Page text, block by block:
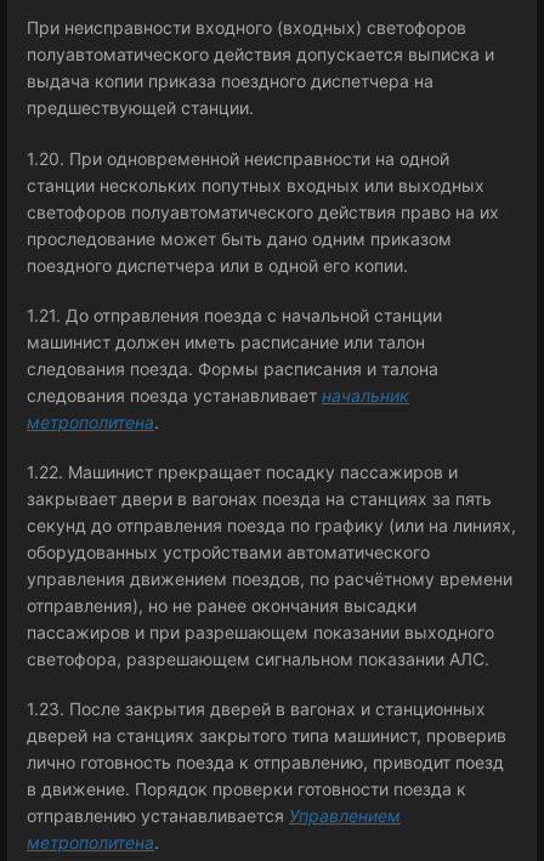
При неисправности входного (входных) светофоров
полуавтоматического действия допускается выписка и
выдача копии приказа поездного диспетчера на
предшествующей станции.
1.20. При одновременной неисправности на одной
станции нескольких попутных входных или выходных
светофоров полуавтоматического действия право на их
проследование может быть дано одним приказом
поездного диспетчера или в одной его копии.
1.21. До отправления поезда с начальной станции
машинист должен иметь расписание или талон
следования поезда. Формы расписания и талона
следования поезда устанавливает начальник
метрополитена.
1.22. Машинист прекращает посадку пассажиров и
закрывает двери в вагонах поезда на станциях за пять
секунд до отправления поезда по графику (или на линиях,
оборудованных устройствами автоматического
управления движением поездов, по расчётному времени
отправления), но не ранее окончания высадки
пассажиров и при разрешающем показании выходного
светофора, разрешающем сигнальном показании АЛС.
1.23. После закрытия дверей в вагонах и станционных
дверей на станциях закрытого типа машинист, проверив
лично готовность поезда к отправлению, приводит поезд
в движение. Порядок проверки готовности поезда к
отправлению устанавливается Управлением
метрополитена.